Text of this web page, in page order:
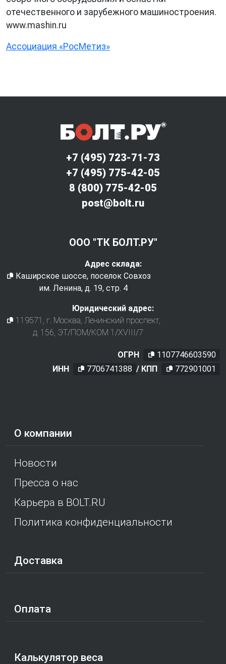
отечественного и зарубежного машиностроения.
www.mashin.ru
Ассоциация «РосМетиз»
О компании
Новости
Пресса о нас
Карьера в BOLT.RU
Политика конфиденциальности
Доставка
Оплата
Калькулятор веса
+7 (495) 723-71-73
+7 (495) 775-42-05
8 (800) 775-42-05
post@bolt.ru
ООО "ТК БОЛТ.РУ"
Адрес склада:
Каширское шоссе, поселок Совхоз
им. Ленина, д. 19, стр. 4
Юридический адрес:
119571 , г. Москва, Ленинский проспект,
д. 156, ЭТ/ПОМ/КОМ 1/XVIII/7
ОГРН
1107746603590
ИНН
7706741388 / КПП 772901001